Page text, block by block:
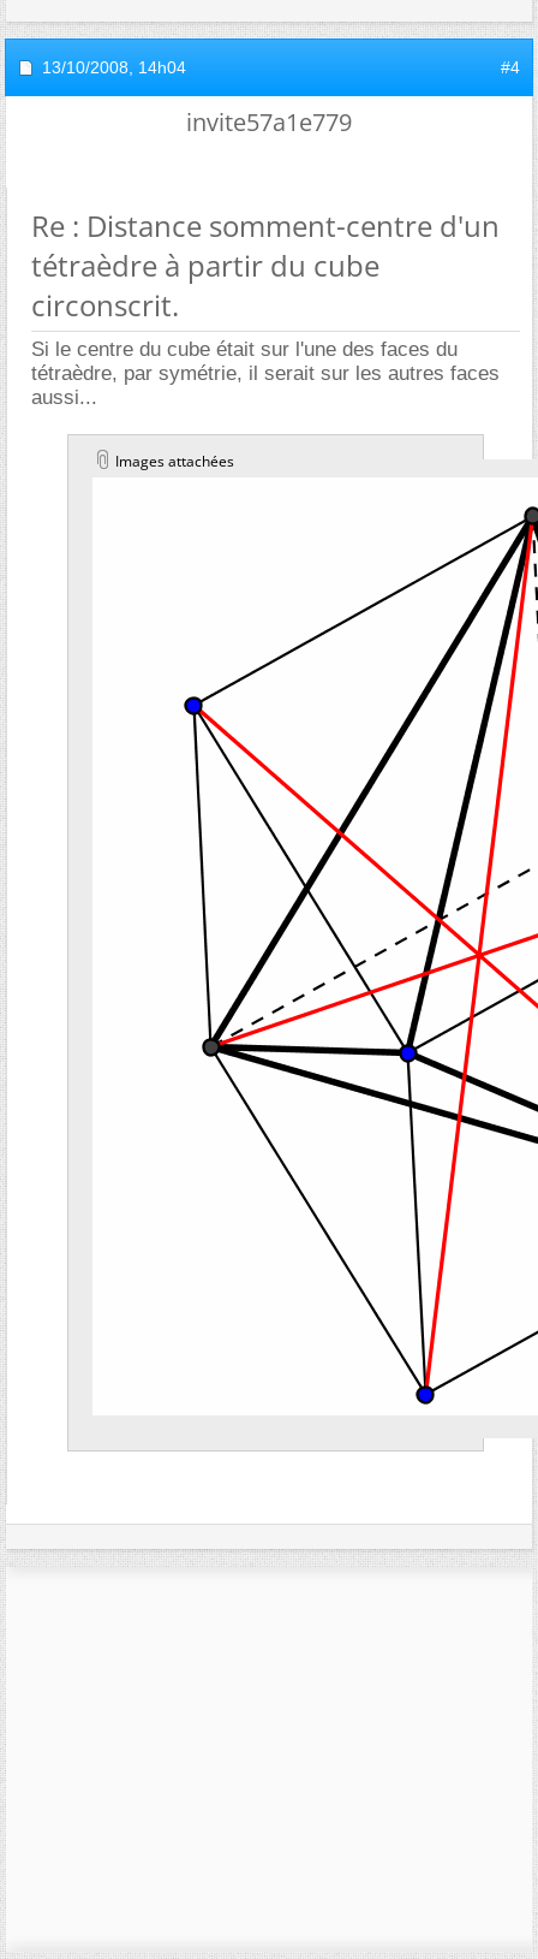
13/10/2008, 14h04 #4
invite57a1e779
Re : Distance somment-centre d'un
tétraèdre à partir du cube
circonscrit.
Si le centre du cube était sur l'une des faces du
tétraèdre, par symétrie, il serait sur les autres faces
aussi...
Images attachées